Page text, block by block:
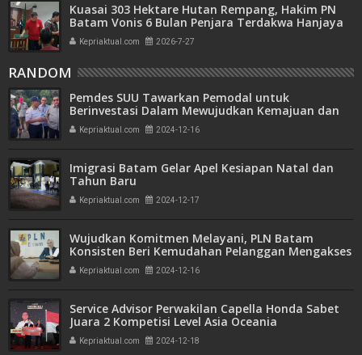
Kuasai 303 Hektare Hutan Rempang, Hakim PN
Batam Vonis 6 Bulan Penjara Terdakwa Hanjaya
Kepriaktual.com 2026-7-27
RANDOM
Pemdes SUU Tawarkan Pemodal untuk
Berinvestasi Dalam Mewujudkan Kemajuan dan
Kesejahteraan Warganya
Kepriaktual.com 2024-12-16
Imigrasi Batam Gelar Apel Kesiapan Natal dan
Tahun Baru
Kepriaktual.com 2024-12-17
Wujudkan Komitmen Melayani, PLN Batam
Konsisten Beri Kemudahan Pelanggan Mengakses
Layanan Kelistrikan
Kepriaktual.com 2024-12-16
Service Advisor Perwakilan Capella Honda Sabet
Juara 2 Kompetisi Level Asia Oceania
Kepriaktual.com 2024-12-18